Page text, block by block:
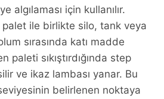
algılaması için kullanılır.
ile birlikte silo, tank veya
sırasında katı madde
paleti sıkıştırdığında step
ve ikaz lambası yanar. Bu
belirlenen noktaya